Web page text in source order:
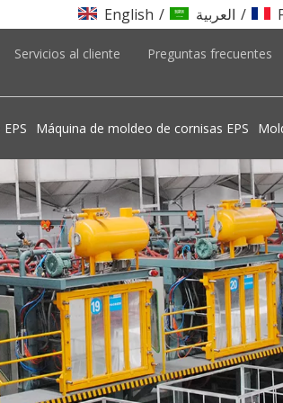
English / العربية /
Servicios al cliente Preguntas frecuentes
Máquina de moldeo de cornisas EPS